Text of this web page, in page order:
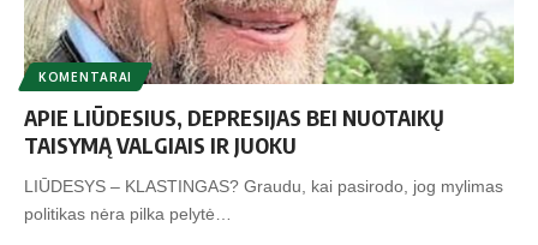
KOMENTARAI
APIE LIŪDESIUS, DEPRESIJAS BEI NUOTAIKŲ
TAISYMĄ VALGIAIS IR JUOKU
LIŪDESYS – KLASTINGAS? Graudu, kai pasirodo, jog mylimas
politikas nėra pilka pelytė…